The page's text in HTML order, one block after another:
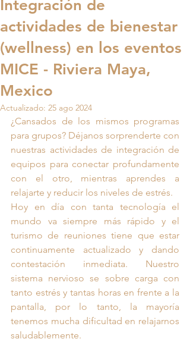
Integración de
actividades de bienestar
(wellness) en los eventos
MICE - Riviera Maya,
Mexico
Actualizado: 25 ago 2024
¿Cansados de los mismos programas
para grupos? Déjanos sorprenderte con
nuestras actividades de integración de
equipos para conectar profundamente
con el otro, mientras aprendes a
relajarte y reducir los niveles de estrés.
Hoy en día con tanta tecnología el
mundo va siempre más rápido y el
turismo de reuniones tiene que estar
continuamente actualizado y dando
contestación inmediata. Nuestro
sistema nervioso se sobre carga con
tanto estrés y tantas horas en frente a la
pantalla, por lo tanto, la mayoría
tenemos mucha dificultad en relajarnos
saludablemente.